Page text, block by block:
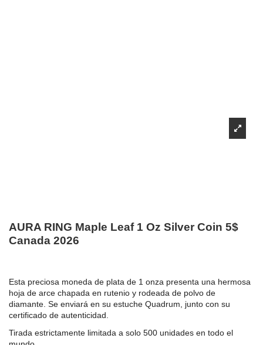
AURA RING Maple Leaf 1 Oz Silver Coin 5$
Canada 2026
Esta preciosa moneda de plata de 1 onza presenta una hermosa
hoja de arce chapada en rutenio y rodeada de polvo de
diamante. Se enviará en su estuche Quadrum, junto con su
certificado de autenticidad.
Tirada estrictamente limitada a solo 500 unidades en todo el